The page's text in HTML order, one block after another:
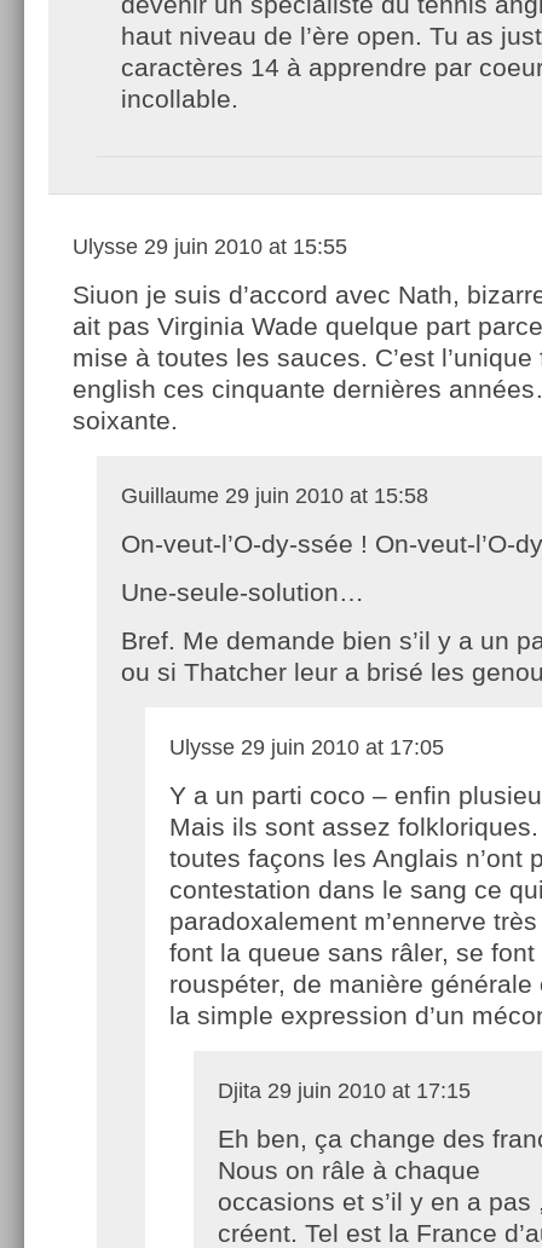
haut niveau de l’ère open. Tu as
caractères 14 à apprendre par
incollable.
Ulysse 29 juin 2010 at 15:55
Siuon je suis d’accord avec Nath,
ait pas Virginia Wade quelque part
mise à toutes les sauces. C’est
english ces cinquante dernières
soixante.
Guillaume 29 juin 2010 at 15:58
On-veut-l’O-dy-ssée ! On-veut-l’O-
Une-seule-solution…
Bref. Me demande bien s’il y a un
ou si Thatcher leur a brisé les
Ulysse 29 juin 2010 at 17:05
Y a un parti coco – enfin
Mais ils sont assez
toutes façons les Anglais n’ont
contestation dans le sang ce
paradoxalement m’ennerve
font la queue sans râler, se
rouspéter, de manière générale
la simple expression d’un
Djita 29 juin 2010 at 17:15
Eh ben, ça change des
Nous on râle à chaque
occasions et s’il y en a pas
créent. Tel est la France